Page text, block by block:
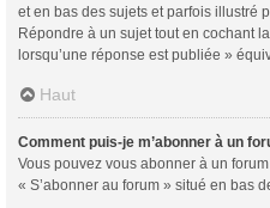
et en bas des sujets et parfois illustré
Répondre à un sujet tout en cochant
lorsqu’une réponse est publiée »
Haut
Comment puis-je m’abonner à un
Vous pouvez vous abonner à un
« S’abonner au forum » situé en bas